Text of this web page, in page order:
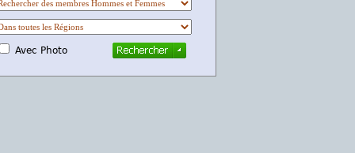
Avec Photo